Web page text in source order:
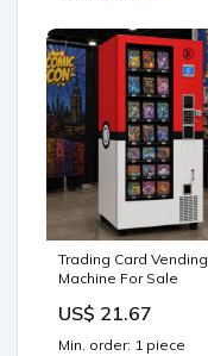
Trading Card Vending
Machine For Sale
US$ 21.67
Min. order: 1 piece